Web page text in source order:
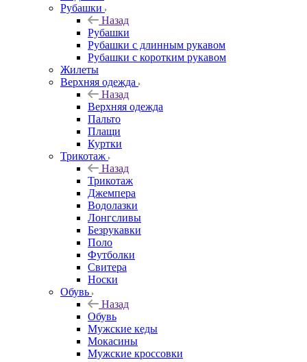
Рубашки
Назад
Рубашки
Рубашки с длинным рукавом
Рубашки с коротким рукавом
Жилеты
Верхняя одежда
Назад
Верхняя одежда
Пальто
Плащи
Куртки
Трикотаж
Назад
Трикотаж
Джемпера
Водолазки
Лонгсливы
Безрукавки
Поло
Футболки
Свитера
Носки
Обувь
Назад
Обувь
Мужские кеды
Мокасины
Мужские кроссовки